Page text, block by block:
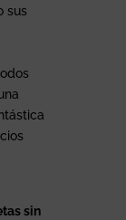
sus
sin